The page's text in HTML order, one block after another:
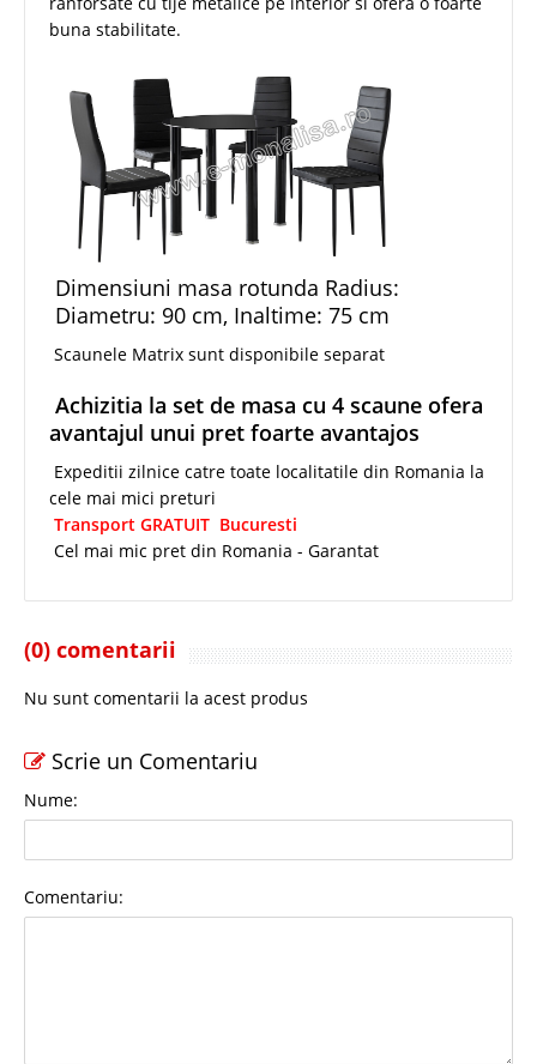
buna stabilitate.
Dimensiuni masa rotunda Radius:
Diametru: 90 cm, Inaltime: 75 cm
Scaunele Matrix sunt disponibile separat
Achizitia la set de masa cu 4 scaune ofera
avantajul unui pret foarte avantajos
Expeditii zilnice catre toate localitatile din Romania la
cele mai mici preturi
Transport GRATUIT Bucuresti
Cel mai mic pret din Romania - Garantat
(0) comentarii
Nu sunt comentarii la acest produs
Scrie un Comentariu
Nume:
Comentariu: